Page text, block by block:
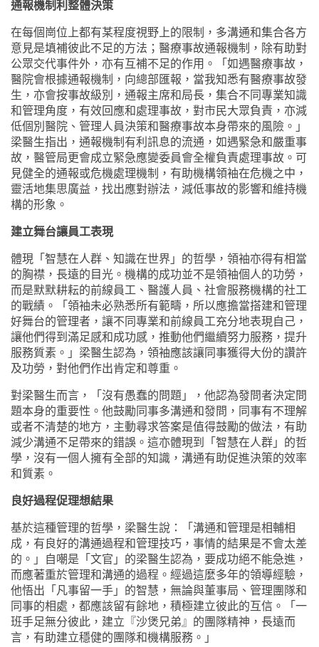
通報機制利整體決策
在每個崗位上都有某程度視野上的限制，多溝通和集合各方
意見是填補彼此不足的方法；醫療事故通報機制，除有助對
公眾交代事件外，亦有互補不足的作用。「如遇醫療事故，
醫院會根據通報機制，向總部匯報，當我知悉有醫療事故發
生，亦會按事故級別，通報主席和局長，集合不同專業知識
和管理角度，有效回應和處理事故，對市民大眾負責，亦減
低個別醫院、管理人員決策和醫療事故本身帶來的風險。」
梁醫生指出，通報機制有利訊息的流通，如遇緊急和嚴重事
故，醫管局更會成立緊急應變委員會全權負責處理事故。可
見健全的通報或危機處理機制，有助機構領袖在危機之中，
靈活地集思廣益，找出應對辦法，減低事故的影響和維持機
構的形象。
建立舞台讓員工表現
體現 「智慧在人群、知識在世界」的哲學，領袖亦得有相當
的胸襟，長遠的目光。機構的成功並不是領袖個人的功勞，
而是默默耕耘的前線員工、醫護人員、社會服務機構的社工
的戰績。「領袖未必熟悉所有範疇，所以應擔當搭建和管理
好舞台的管理者，讓不同專業和前線員工充分地表現自己，
讓他們得到滿足感和成功感，推動他們繼續努力服務，提升
服務質素。」梁醫生認為，領袖應該讓同事獲得大份的讚許
及功勞，對他們作出肯定和尊重。
對梁醫生而言，「沒有愚蠢的問題」，他認為發問者決定問
題本身的重要性。他鼓勵同事多溝通和發問，同事有不理解
或者不清楚的地方，主動尋求答案是值得鼓勵的做法，有助
減少溝通不足帶來的錯誤。這亦體現到「智慧在人群」的哲
學，沒有一個人擁有全部的知識，溝通有助促進決策的效率
和質素。
良好過程促理想結果
基於這種管理的哲學，梁醫生說：「溝通和管理是相輔相
成，有良好的溝通過程和管理技巧，事情的結果是不會太差
的。」自嘲是「文官」的梁醫生認為，要成功絕不能急進，
而應著重於管理和溝通的過程。經過這麼多年的領導經驗，
他悟出「凡事留一手」的智慧，無論與董事局、管理團隊和
同事的相處，都應該留有餘地，積極建立彼此的互信。「一
班手足無分彼此，建立『沙煲兄弟』的團隊精神，長遠而
言，有助建立穩健的團隊和機構服務。」